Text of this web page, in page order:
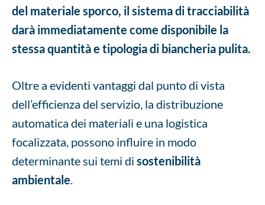
del materiale sporco, il sistema di tracciabilità
darà immediatamente come disponibile la
stessa quantità e tipologia di biancheria pulita.
Oltre a evidenti vantaggi dal punto di vista
dell’efficienza del servizio, la distribuzione
automatica dei materiali e una logistica
focalizzata, possono influire in modo
determinante sui temi di sostenibilità
ambientale.